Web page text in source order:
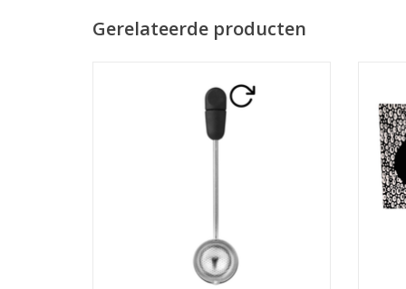
Gerelateerde producten
losse thee en ziet er bovendien nog eens
erg leuk uit.
TOEVOEGEN AAN WINKELWAGEN